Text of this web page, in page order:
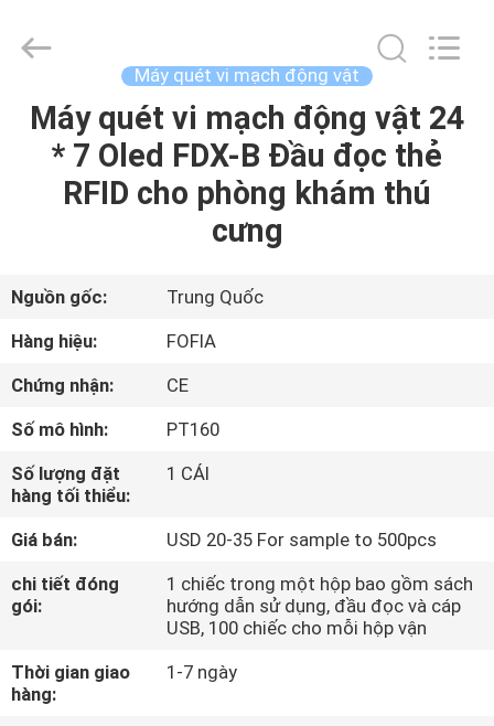
TRANG
CHỦ
PHẨM
VIDEO
VỀ
CHÚNG
TÔI
THAM
QUAN
NHÀ
MÁY
Technology
Rights
Reserved.
Máy quét vi mạch động vật
Máy quét vi mạch động vật 24
* 7 Oled FDX-B Đầu đọc thẻ
RFID cho phòng khám thú
cưng
Nguồn gốc:
Trung Quốc
Hàng hiệu:
FOFIA
Chứng nhận:
CE
Số mô hình:
PT160
Số lượng đặt
hàng tối thiểu:
1 CÁI
Giá bán:
USD 20-35 For sample to 500pcs
chi tiết đóng
gói:
1 chiếc trong một hộp bao gồm sách
hướng dẫn sử dụng, đầu đọc và cáp
USB, 100 chiếc cho mỗi hộp vận
Thời gian giao
hàng:
1-7 ngày